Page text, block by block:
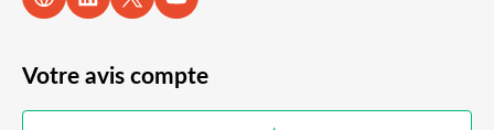
Votre avis compte